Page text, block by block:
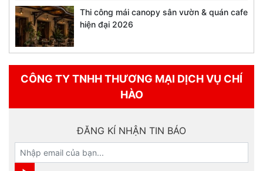
Thi công mái canopy sân vườn & quán cafe
hiện đại 2026
CÔNG TY TNHH THƯƠNG MẠI DỊCH VỤ CHÍ
HÀO
ĐĂNG KÍ NHẬN TIN BÁO